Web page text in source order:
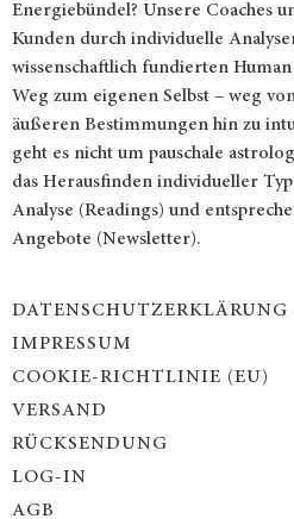
Energiebündel? Unsere Coaches
Kunden durch individuelle
wissenschaftlich fundierten
Weg zum eigenen Selbst – weg
äußeren Bestimmungen hin zu
geht es nicht um pauschale
das Herausfinden individueller
Analyse (Readings) und
Angebote (Newsletter).
DATENSCHUTZERKLÄRUNG
IMPRESSUM
COOKIE-RICHTLINIE (EU)
VERSAND
RÜCKSENDUNG
LOG-IN
AGB